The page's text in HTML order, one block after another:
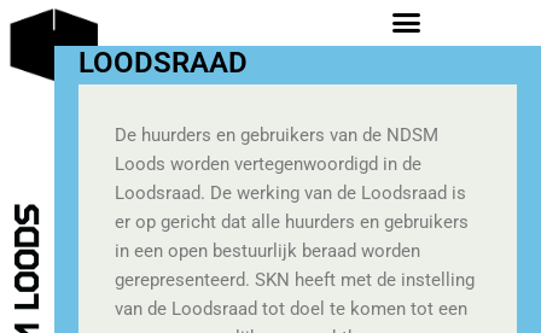
LOODSRAAD
De huurders en gebruikers van de NDSM
Loods worden vertegenwoordigd in de
Loodsraad. De werking van de Loodsraad is
er op gericht dat alle huurders en gebruikers
in een open bestuurlijk beraad worden
gerepresenteerd. SKN heeft met de instelling
van de Loodsraad tot doel te komen tot een